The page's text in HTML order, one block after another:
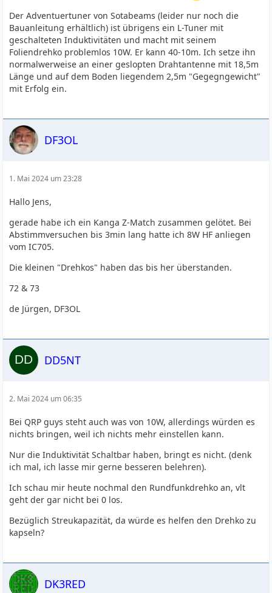
Der Adventuertuner von Sotabeams (leider nur noch die
Bauanleitung erhältlich) ist übrigens ein L-Tuner mit
geschalteten Induktivitäten und macht mit seinem
Foliendrehko problemlos 10W. Er kann 40-10m. Ich setze ihn
normalwerweise an einer geslopten Drahtantenne mit 18,5m
Länge und auf dem Boden liegendem 2,5m "Gegegngewicht"
mit Erfolg ein.
DF3OL
1. Mai 2024 um 23:28
Hallo Jens,
gerade habe ich ein Kanga Z-Match zusammen gelötet. Bei
Abstimmversuchen bis 3min lang hatte ich 8W HF anliegen
vom IC705.
Die kleinen "Drehkos" haben das bis her überstanden.
72 & 73
de Jürgen, DF3OL
DD5NT
2. Mai 2024 um 06:35
Bei QRP guys steht auch was von 10W, allerdings würden es
nichts bringen, weil ich nichts mehr einstellen kann.
Nur die Induktivität Schaltbar haben, bringt es nicht. (denk
ich mal, ich lasse mir gerne besseren belehren).
Ich schau mir heute nochmal den Rundfunkdrehko an, vlt
geht der gar nicht bei 0 los.
Bezüglich Streukapazität, da würde es helfen den Drehko zu
kapseln?
DK3RED